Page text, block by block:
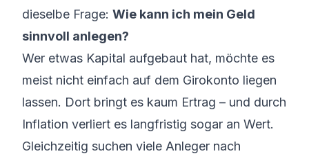
dieselbe Frage: Wie kann ich mein Geld
sinnvoll anlegen?
Wer etwas Kapital aufgebaut hat, möchte es
meist nicht einfach auf dem Girokonto liegen
lassen. Dort bringt es kaum Ertrag – und durch
Inflation verliert es langfristig sogar an Wert.
Gleichzeitig suchen viele Anleger nach